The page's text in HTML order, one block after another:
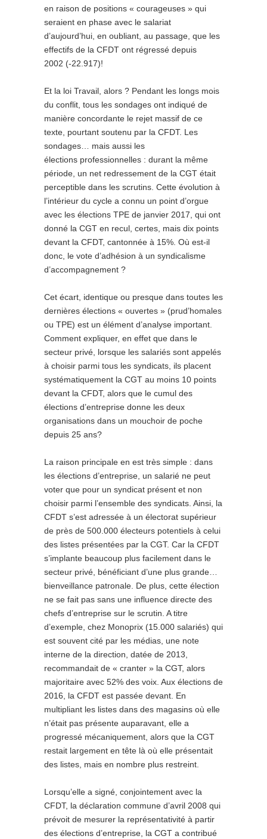
en raison de positions « courageuses » qui
seraient en phase avec le salariat
d’aujourd’hui, en oubliant, au passage, que les
effectifs de la CFDT ont régressé depuis
2002 (-22.917)!
Et la loi Travail, alors ? Pendant les longs mois
du conflit, tous les sondages ont indiqué de
manière concordante le rejet massif de ce
texte, pourtant soutenu par la CFDT. Les
sondages… mais aussi les
élections professionnelles : durant la même
période, un net redressement de la CGT était
perceptible dans les scrutins. Cette évolution à
l’intérieur du cycle a connu un point d’orgue
avec les élections TPE de janvier 2017, qui ont
donné la CGT en recul, certes, mais dix points
devant la CFDT, cantonnée à 15%. Où est-il
donc, le vote d’adhésion à un syndicalisme
d’accompagnement ?
Cet écart, identique ou presque dans toutes les
dernières élections « ouvertes » (prud’homales
ou TPE) est un élément d’analyse important.
Comment expliquer, en effet que dans le
secteur privé, lorsque les salariés sont appelés
à choisir parmi tous les syndicats, ils placent
systématiquement la CGT au moins 10 points
devant la CFDT, alors que le cumul des
élections d’entreprise donne les deux
organisations dans un mouchoir de poche
depuis 25 ans?
La raison principale en est très simple : dans
les élections d’entreprise, un salarié ne peut
voter que pour un syndicat présent et non
choisir parmi l’ensemble des syndicats. Ainsi, la
CFDT s’est adressée à un électorat supérieur
de près de 500.000 électeurs potentiels à celui
des listes présentées par la CGT. Car la CFDT
s’implante beaucoup plus facilement dans le
secteur privé, bénéficiant d’une plus grande…
bienveillance patronale. De plus, cette élection
ne se fait pas sans une influence directe des
chefs d’entreprise sur le scrutin. A titre
d’exemple, chez Monoprix (15.000 salariés) qui
est souvent cité par les médias, une note
interne de la direction, datée de 2013,
recommandait de « cranter » la CGT, alors
majoritaire avec 52% des voix. Aux élections de
2016, la CFDT est passée devant. En
multipliant les listes dans des magasins où elle
n’était pas présente auparavant, elle a
progressé mécaniquement, alors que la CGT
restait largement en tête là où elle présentait
des listes, mais en nombre plus restreint.
Lorsqu’elle a signé, conjointement avec la
CFDT, la déclaration commune d’avril 2008 qui
prévoit de mesurer la représentativité à partir
des élections d’entreprise, la CGT a contribué